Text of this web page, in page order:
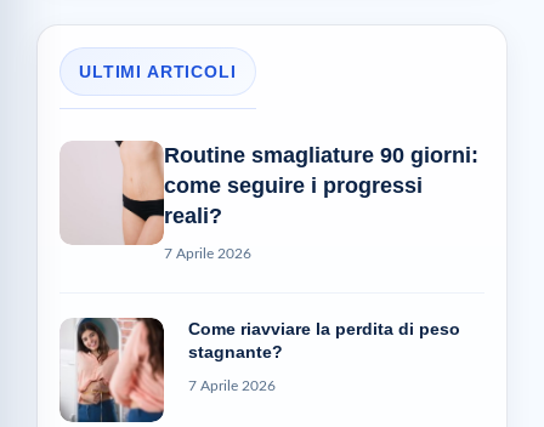
ULTIMI ARTICOLI
Routine smagliature 90 giorni:
come seguire i progressi
reali?
7 Aprile 2026
Come riavviare la perdita di peso
stagnante?
7 Aprile 2026